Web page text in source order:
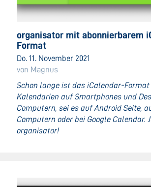
organisator mit abonnierbarem
Format
Do. 11. November 2021
von Magnus
Schon lange ist das iCalendar-
Kalendarien auf Smartphones und
Computern, sei es auf Android Seite,
Computern oder bei Google Calendar.
organisator!